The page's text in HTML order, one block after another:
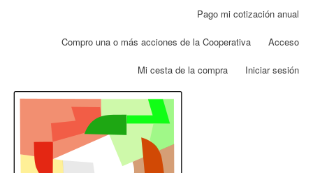
contenido
Pago mi cotización anual
Compro una o más acciones de la Cooperativa Acceso
Mi cesta de la compra Iniciar sesión